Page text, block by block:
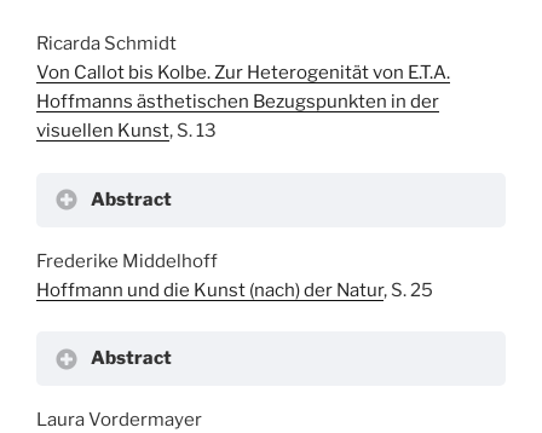
Ricarda Schmidt
Von Callot bis Kolbe. Zur Heterogenität von E.T.A.
Hoffmanns ästhetischen Bezugspunkten in der
visuellen Kunst, S. 13
Abstract
Frederike Middelhoff
Hoffmann und die Kunst (nach) der Natur, S. 25
Abstract
Laura Vordermayer